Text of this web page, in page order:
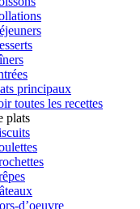
principaux
toutes les recettes
plats
d’oeuvre